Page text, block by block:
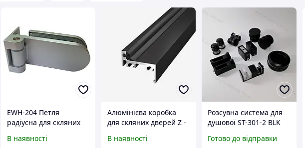
EWH-204 Петля
радіусна для скляних
В наявності
Алюмінієва коробка
для скляних дверей Z -
кольору
В наявності
Розсувна система для
душової ST-301-2 BLK
Готово до відправки